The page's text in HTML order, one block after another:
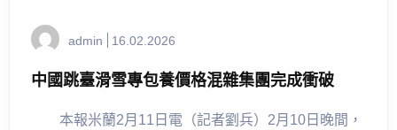
admin 16.02.2026
中國跳臺滑雪專包養價格混雜集團完成衝破
本報米蘭2月11日電（記者劉兵）2月10日晚間，